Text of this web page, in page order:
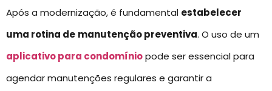
Após a modernização, é fundamental estabelecer
uma rotina de manutenção preventiva. O uso de um
aplicativo para condomíniopode ser essencial para
agendar manutenções regulares e garantir a